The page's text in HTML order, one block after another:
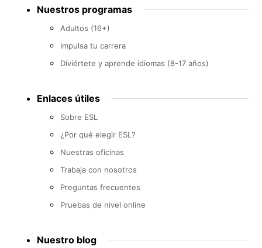
menu Nuestros programas
Adultos (16+)
Impulsa tu carrera
Diviértete y aprende idiomas (8-17 años)
Enlaces útiles
Sobre ESL
¿Por qué elegir ESL?
Nuestras oficinas
Trabaja con nosotros
Preguntas frecuentes
Pruebas de nivel online
Nuestro blog